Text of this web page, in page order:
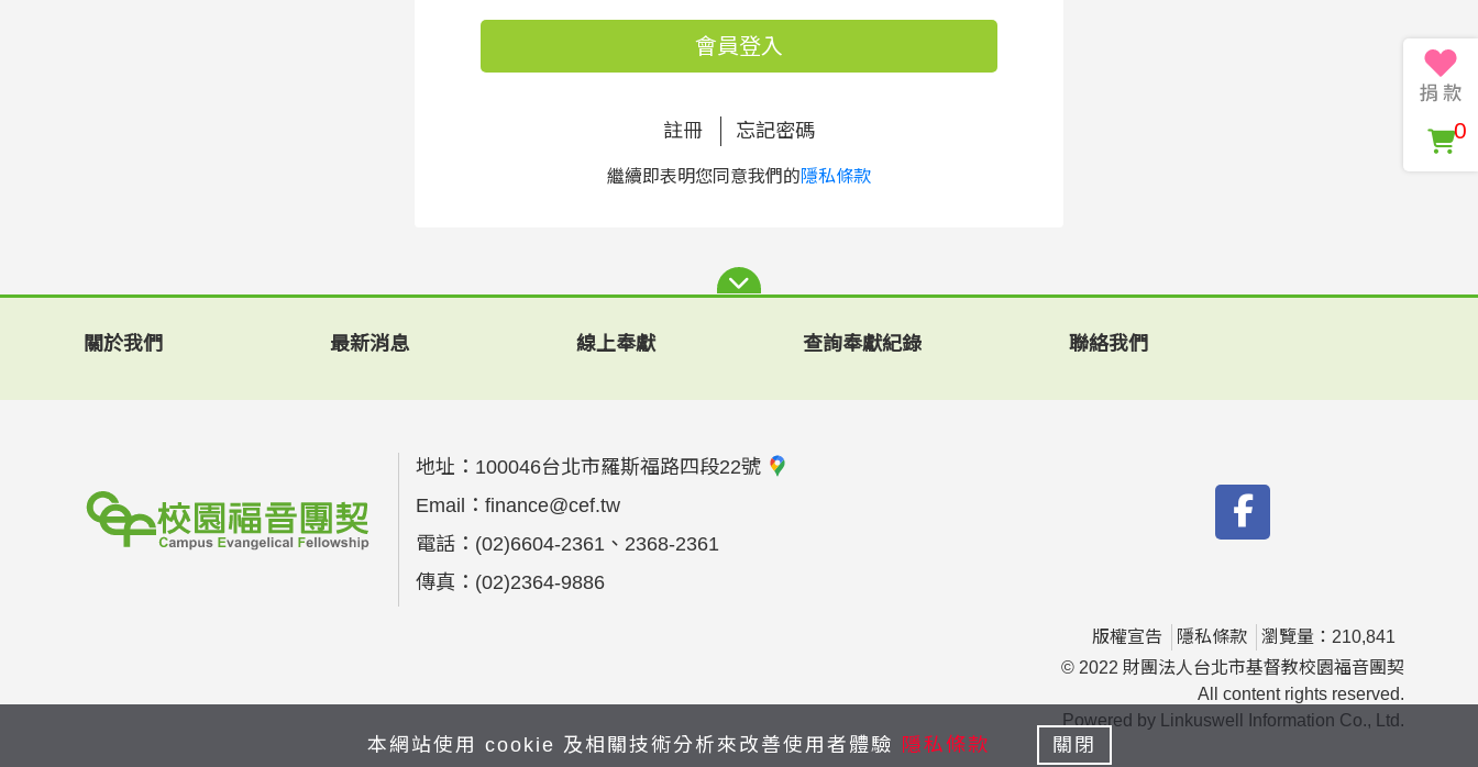
會員登入
註冊 忘記密碼
繼續即表明您同意我們的隱私條款
關於我們 最新消息 線上奉獻 查詢奉獻紀錄 聯絡我們
地址： 100046台北市羅斯福路四段22號
Email： finance@cef.tw
電話： (02)6604-2361、2368-2361
傳真： (02)2364-9886
版權宣告 隱私條款
瀏覽量：210,841
© 2022 財團法人台北市基督教校園福音團契
All content rights reserved.
Powered by Linkuswell Information Co., Ltd.
0
本網站使用 cookie 及相關技術分析來改善使用者體驗 隱私條款 關閉